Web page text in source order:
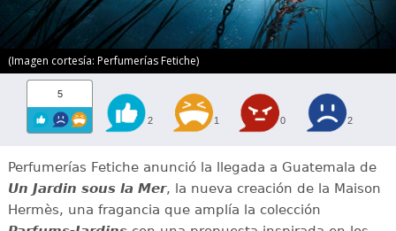
(Imagen cortesía: Perfumerías Fetiche)
5
2 1 0 2
Perfumerías Fetiche anunció la llegada a Guatemala de
Un Jardin sous la Mer, la nueva creación de la Maison
Hermès, una fragancia que amplía la colección